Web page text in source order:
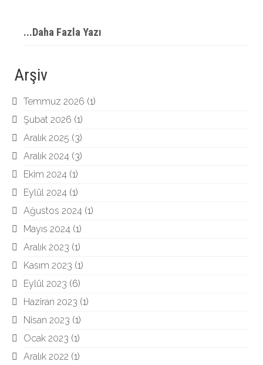
...Daha Fazla Yazı
Arşiv
Temmuz 2026 (1)
Şubat 2026 (1)
Aralık 2025 (3)
Aralık 2024 (3)
Ekim 2024 (1)
Eylül 2024 (1)
Ağustos 2024 (1)
Mayıs 2024 (1)
Aralık 2023 (1)
Kasım 2023 (1)
Eylül 2023 (6)
Haziran 2023 (1)
Nisan 2023 (1)
Ocak 2023 (1)
Aralık 2022 (1)